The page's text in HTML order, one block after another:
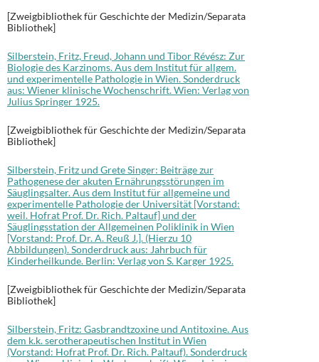
[Zweigbibliothek für Geschichte der Medizin/Separata
Bibliothek]
Silberstein, Fritz, Freud, Johann und Tibor Révész: Zur
Biologie des Karzinoms. Aus dem Institut für allgem.
und experimentelle Pathologie in Wien. Sonderdruck
aus: Wiener klinische Wochenschrift. Wien: Verlag von
Julius Springer 1925.
[Zweigbibliothek für Geschichte der Medizin/Separata
Bibliothek]
Silberstein, Fritz und Grete Singer: Beiträge zur
Pathogenese der akuten Ernährungsstörungen im
Säuglingsalter. Aus dem Institut für allgemeine und
experimentelle Pathologie der Universität [Vorstand:
weil. Hofrat Prof. Dr. Rich. Paltauf] und der
Säuglingsstation der Allgemeinen Poliklinik in Wien
[Vorstand: Prof. Dr. A. Reuß J.]. (Hierzu 10
Abbildungen). Sonderdruck aus: Jahrbuch für
Kinderheilkunde. Berlin: Verlag von S. Karger 1925.
[Zweigbibliothek für Geschichte der Medizin/Separata
Bibliothek]
Silberstein, Fritz: Gasbrandtzoxine und Antitoxine. Aus
dem k.k. serotherapeutischen Institut in Wien
(Vorstand: Hofrat Prof. Dr. Rich. Paltauf). Sonderdruck